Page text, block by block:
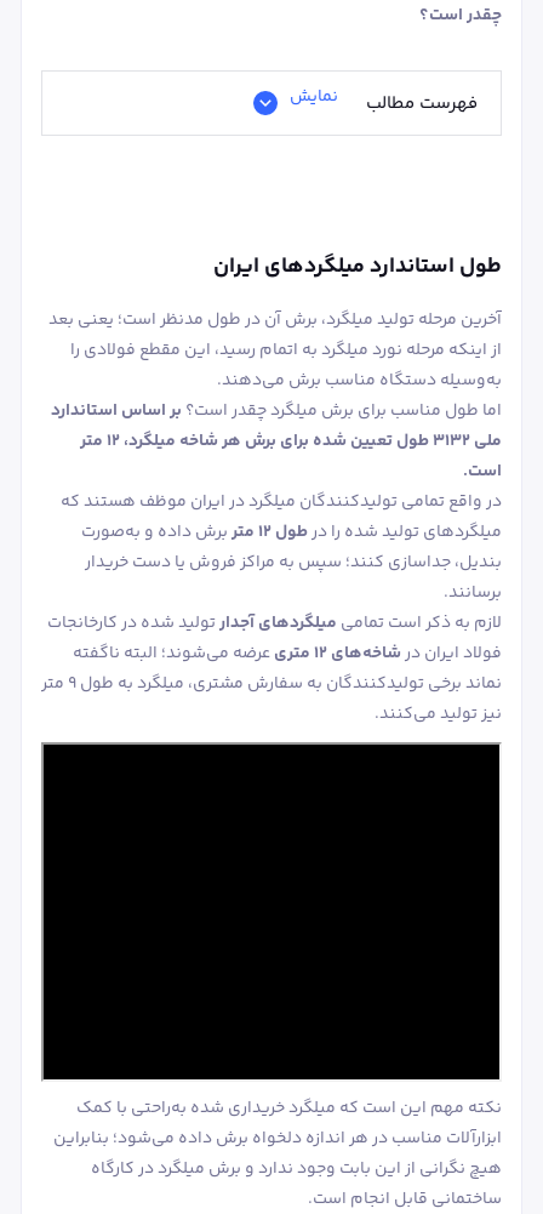
چقدر است؟
فهرست مطالب نمایش
طول استاندارد میلگردهای ایران
آخرین مرحله تولید میلگرد، برش آن در طول مدنظر است؛ یعنی بعد
از اینکه مرحله نورد میلگرد به اتمام رسید، این مقطع فولادی را
به‌وسیله دستگاه مناسب برش می‌دهند.
اما طول مناسب برای برش میلگرد چقدر است؟ بر اساس استاندارد
ملی ۳۱۳۲ طول تعیین شده برای برش هر شاخه میلگرد، ۱۲ متر
است.
در واقع تمامی تولیدکنندگان میلگرد در ایران موظف هستند که
میلگردهای تولید شده را درطول ۱۲ متر
برش داده و به‌صورت
بندیل، جداسازی کنند؛ سپس به مراکز فروش یا دست خریدار
برسانند.
لازم به ذکر است تمامی میلگردهای آجدارتولید شده در کارخانجات
فولاد ایران درشاخه‌های ۱۲ متری
عرضه می‌شوند؛ البته ناگفته
نماند برخی تولیدکنندگان به سفارش مشتری، میلگرد به طول ۹ متر
نیز تولید می‌کنند.
نکته مهم این است که میلگرد خریداری شده به‌راحتی با کمک
ابزارآلات مناسب در هر اندازه دلخواه برش داده می‌شود؛ بنابراین
هیچ نگرانی از این بابت وجود ندارد و برش میلگرد در کارگاه
ساختمانی قابل انجام است.